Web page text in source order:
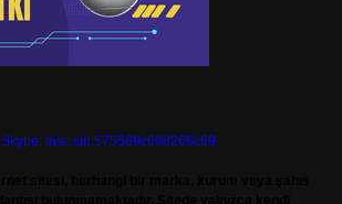
Skype: live:.cid.575569c608265c69